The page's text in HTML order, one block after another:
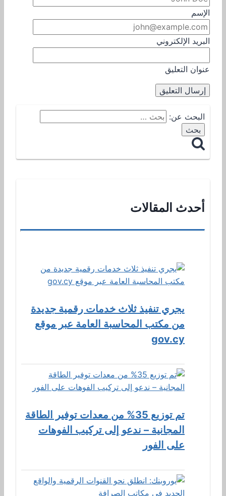
الإسم
البريد الإلكتروني
عنوان التعليق
البحث عن:
أحدث المقالات
يجري تنفيذ ثلاث خدمات رقمية جديدة
من مكتب المحاسبة العامة عبر موقع
gov.cy
تم توزيع 35% من معدات توفير الطاقة
المجانية – ندعو إلى تركيب الفوهات
على الفور